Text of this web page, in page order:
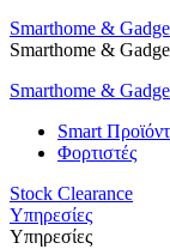
Smarthome &
Smarthome &
Smarthome &
Smart
Φορτιστές
Stock Clearance
Υπηρεσίες
Υπηρεσίες